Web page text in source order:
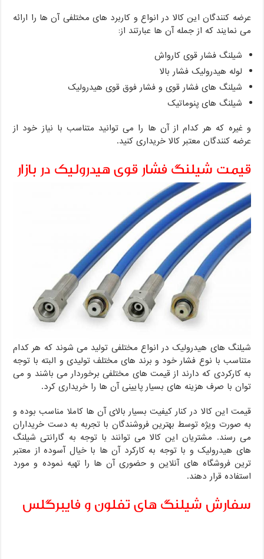
عرضه کنندگان این کالا در انواع و کاربرد های مختلفی آن ها را ارائه
می نمایند که از جمله آن ها عبارتند از:
شیلنگ فشار قوی کارواش
لوله هیدرولیک فشار بالا
شیلنگ های فشار قوی و فشار فوق قوی هیدرولیک
شیلنگ های پنوماتیک
و غیره که هر کدام از آن ها را می توانید متناسب با نیاز خود از
عرضه کنندگان معتبر کالا خریداری کنید.
قیمت شیلنگ فشار قوی هیدرولیک در بازار
شیلنگ های هیدرولیک در انواع مختلفی تولید می شوند که هر کدام
متناسب با نوع فشار خود و برند های مختلف تولیدی و البته با توجه
به کارکردی که دارند از قیمت های مختلفی برخوردار می باشند و می
توان با صرف هزینه های بسیار پایینی آن ها را خریداری کرد.
قیمت این کالا در کنار کیفیت بسیار بالای آن ها کاملا مناسب بوده و
به صورت ویژه توسط بهترین فروشندگان با تجربه به دست خریداران
می رسند. مشتریان این کالا می توانند با توجه به گارانتی شیلنگ
های هیدرولیک و با توجه به کارکرد آن ها با خیال آسوده از معتبر
ترین فروشگاه های آنلاین و حضوری آن ها را تهیه نموده و مورد
استفاده قرار دهند.
سفارش شیلنگ های تفلون و فایبرگلس